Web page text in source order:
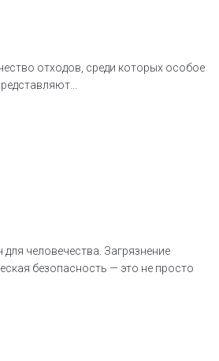
отходов, среди которых особое
человечества. Загрязнение
безопасность — это не просто